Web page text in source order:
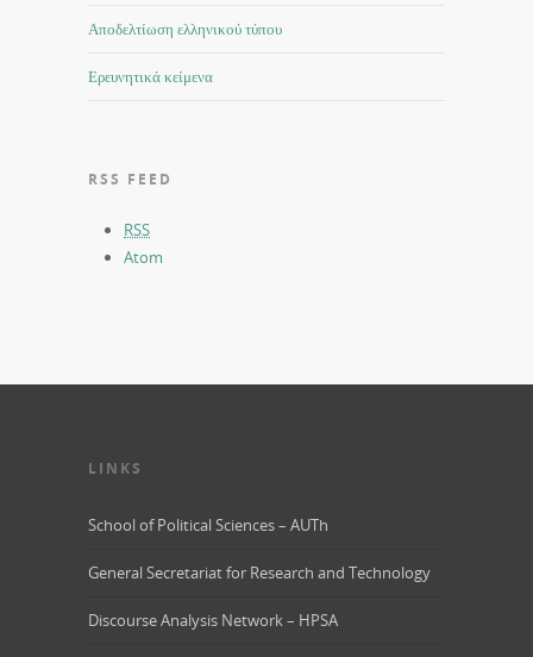
Αποδελτίωση ελληνικού τύπου
Ερευνητικά κείμενα
RSS FEED
RSS
Atom
LINKS
School of Political Sciences – AUTh
General Secretariat for Research and Technology
Discourse Analysis Network – HPSA